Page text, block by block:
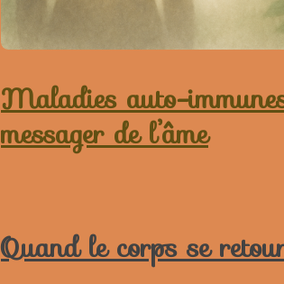
Maladies auto-
messager de l’âme
Quand le corps se